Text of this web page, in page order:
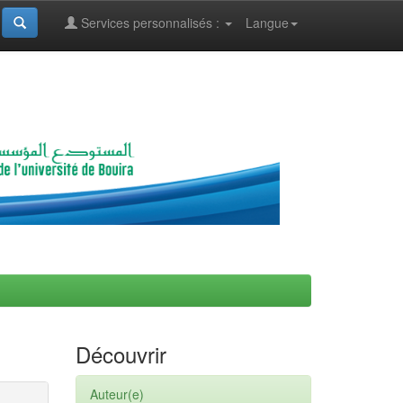
Langue
Services personnalisés :
Découvrir
Auteur(e)